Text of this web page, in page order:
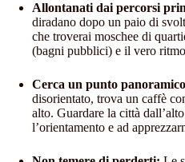
Allontanati dai percorsi
diradano dopo un paio di
che troverai moschee di
(bagni pubblici) e il vero
Cerca un punto
disorientato, trova un caffè
alto. Guardare la città
l’orientamento e ad